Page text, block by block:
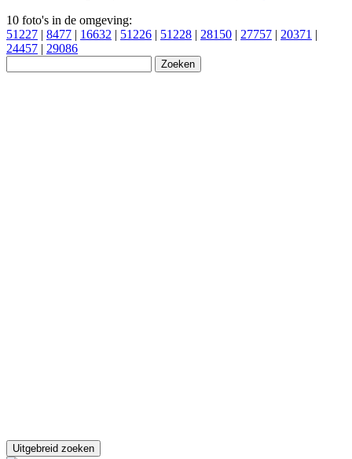
10 foto's in de omgeving:
51227 | 8477 | 16632 | 51226 | 51228 | 28150 | 27757 | 20371 |
24457 | 29086